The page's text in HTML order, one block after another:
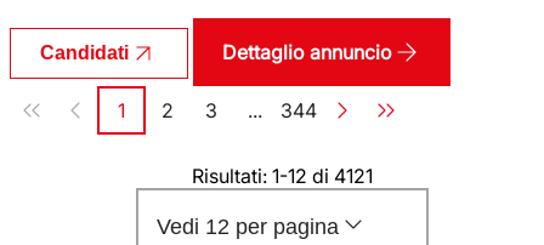
Candidati Dettaglio annuncio
Paginazione
Pagina
1 Pagina
2 Pagina
3 ... Pagina
344
Risultati: 1-12 di 4121
Vedi 12 per pagina